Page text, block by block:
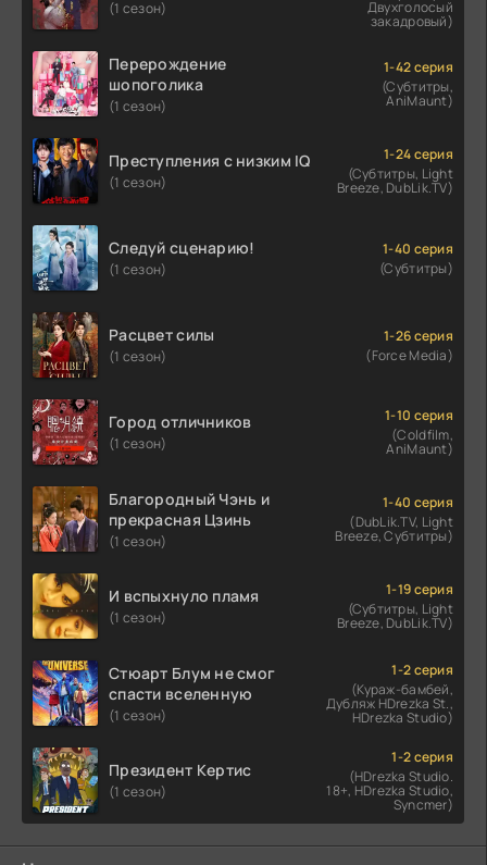
(1 сезон) Двухголосый
закадровый)
Перерождение
шопоголика
(1 сезон)
1-42 серия
(Субтитры,
AniMaunt)
Преступления с низким IQ
(1 сезон)
1-24 серия
(Субтитры, Light
Breeze, DubLik.TV)
Следуй сценарию!
(1 сезон)
1-40 серия
(Субтитры)
Расцвет силы
(1 сезон)
1-26 серия
(Force Media)
Город отличников
(1 сезон)
1-10 серия
(Coldfilm,
AniMaunt)
Благородный Чэнь и
прекрасная Цзинь
(1 сезон)
1-40 серия
(DubLik.TV, Light
Breeze, Субтитры)
И вспыхнуло пламя
(1 сезон)
1-19 серия
(Субтитры, Light
Breeze, DubLik.TV)
Стюарт Блум не смог
спасти вселенную
(1 сезон)
1-2 серия
(Кураж-бамбей,
Дубляж HDrezka St.,
HDrezka Studio)
Президент Кертис
(1 сезон)
1-2 серия
(HDrezka Studio.
18+, HDrezka Studio,
Syncmer)